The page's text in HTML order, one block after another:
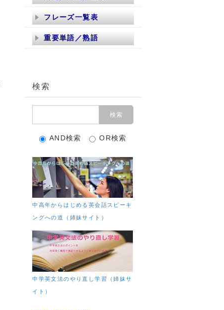
フレーズ一覧表
重要単語／熟語
検索
AND検索 OR検索
中高年からはじめる英会話スピーキ
ングへの道（姉妹サイト）
中学英文法のやり直し学習（姉妹サ
イト）